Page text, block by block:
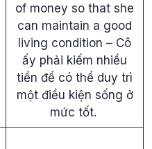
of money so that she
can maintain a good
living condition – Cô
ấy phải kiếm nhiều
tiền để có thể duy trì
một điều kiện sống ở
mức tốt.